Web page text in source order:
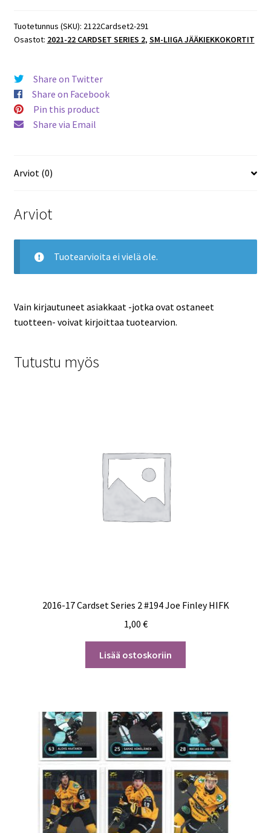
2
#291
Pelicans
määrä
Tuotetunnus (SKU): 2122Cardset2-291
Osastot: 2021-22 CARDSET SERIES 2, SM-LIIGA JÄÄKIEKKOKORTIT
Share on Twitter
Share on Facebook
Pin this product
Share via Email
Arviot (0)
Arviot
Tuotearvioita ei vielä ole.
Vain kirjautuneet asiakkaat -jotka ovat ostaneet
tuotteen- voivat kirjoittaa tuotearvion.
Tutustu myös
2016-17 Cardset Series 2 #194 Joe Finley HIFK
1,00 €
Lisää ostoskoriin